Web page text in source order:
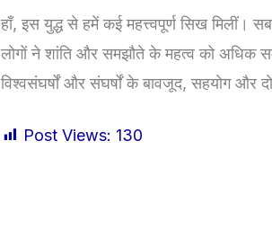
हाँ, इस युद्ध से हमें कई महत्त्वपूर्ण सिख मिलीं।
लोगों ने शांति और समझौते के महत्व को अधिक
विश्वसंघर्षों और संघर्षों के बावजूद, सहयोग
Post Views: 130